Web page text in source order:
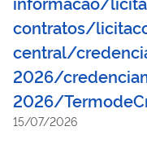
contratos/
central/
2026/
2026/
15/07/2026